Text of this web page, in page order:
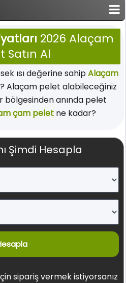
2026 Alaçam
Satın Al
ısı değerine sahipAlaçam
Alaçam pelet alabileceğiniz
bölgesinden anında pelet
çam pelet ne kadar?
Şimdi Hesapla
sipariş vermek istiyorsanız